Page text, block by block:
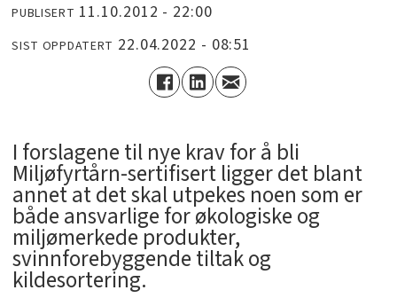
PUBLISERT 11.10.2012 - 22:00
SIST OPPDATERT 22.04.2022 - 08:51
I forslagene til nye krav for å bli
Miljøfyrtårn-sertifisert ligger det blant
annet at det skal utpekes noen som er
både ansvarlige for økologiske og
miljømerkede produkter,
svinnforebyggende tiltak og
kildesortering.